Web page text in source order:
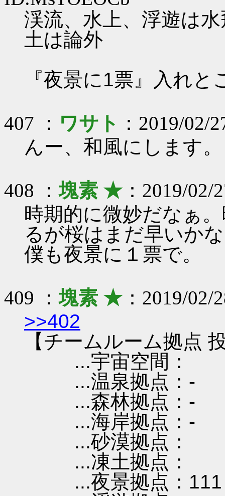
渓流、水上、浮遊は
土は論外
『夜景に1票』入れと
407 ： ワサト ：2019/02/
んー、和風にします。
408 ：塊素 ★：2019/02/
時期的に微妙だなぁ
るが桜はまだ早いか
僕も夜景に１票で。
409 ：塊素 ★：2019/02/
>>402
【チームルーム拠点
...宇宙空間：
...温泉拠点：-
...森林拠点：-
...海岸拠点：-
...砂漠拠点：
...凍土拠点：
...夜景拠点：111